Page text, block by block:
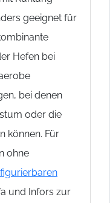
geeignet für
Hefen bei
bei denen
oder die
können. Für
ohne
und Infors zur